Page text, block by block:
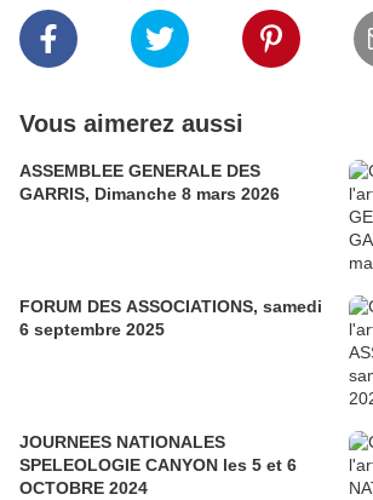
Vous aimerez aussi
ASSEMBLEE GENERALE DES
GARRIS, Dimanche 8 mars 2026
FORUM DES ASSOCIATIONS, samedi
6 septembre 2025
JOURNEES NATIONALES
SPELEOLOGIE CANYON les 5 et 6
OCTOBRE 2024